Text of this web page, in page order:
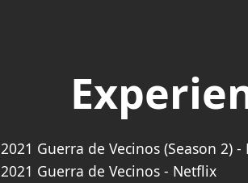
2021 Guerra de Vecinos (Season 2)
2021 Guerra de Vecinos - Netflix